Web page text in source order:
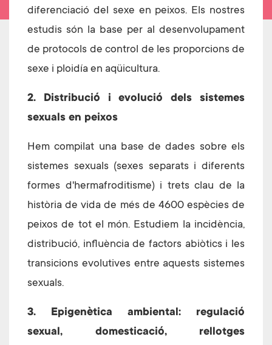
diferenciació del sexe en peixos. Els nostres
estudis són la base per al desenvolupament
de protocols de control de les proporcions de
sexe i ploidía en aqüicultura.
2. Distribució i evolució dels sistemes
sexuals en peixos
Hem compilat una base de dades sobre els
sistemes sexuals (sexes separats i diferents
formes d'hermafroditisme) i trets clau de la
història de vida de més de 4600 espècies de
peixos de tot el món. Estudiem la incidència,
distribució, influència de factors abiòtics i les
transicions evolutives entre aquests sistemes
sexuals.
3. Epigenètica ambiental: regulació
sexual, domesticació, rellotges